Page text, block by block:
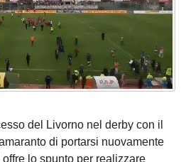
del Livorno nel derby con il
di portarsi nuovamente
lo spunto per realizzare